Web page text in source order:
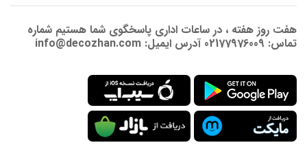
هفت روز هفته ، در ساعات اداری پاسخگوی شما هستیم شماره
تماس: 02177976009 آدرس ایمیل: info@decozhan.com